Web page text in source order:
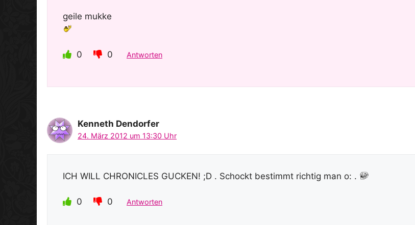
geile mukke
0 0 Antworten
Kenneth Dendorfer
24. März 2012 um 13:30 Uhr
ICH WILL CHRONICLES GUCKEN! ;D . Schockt bestimmt richtig man o: .
0 0 Antworten